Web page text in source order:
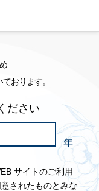
おります。
ださい
年
サイトのご利用
されたものとみな